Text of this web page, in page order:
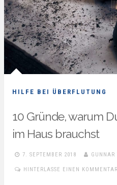
HILFE BEI ÜBERFLUTUNG
10 Gründe, warum
im Haus brauchst
7. SEPTEMBER 2018 GUNNAR
HINTERLASSE EINEN KOMMENTAR